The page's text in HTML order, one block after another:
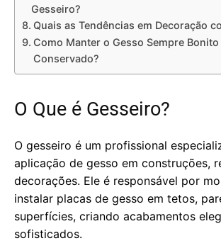
Gesseiro?
Quais as Tendências em Decoração
Como Manter o Gesso Sempre Bonito
Conservado?
O Que é Gesseiro?
O gesseiro é um profissional
aplicação de gesso em construções,
decorações. Ele é responsável por
instalar placas de gesso em tetos,
superfícies, criando acabamentos
sofisticados.